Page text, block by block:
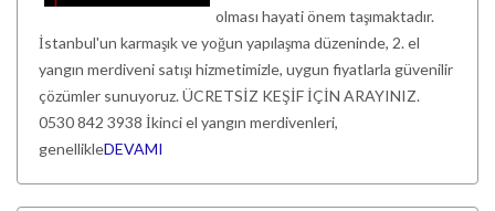
olması hayati önem taşımaktadır.
İstanbul'un karmaşık ve yoğun yapılaşma düzeninde, 2. el
yangın merdiveni satışı hizmetimizle, uygun fiyatlarla güvenilir
çözümler sunuyoruz. ÜCRETSİZ KEŞİF İÇİN ARAYINIZ.
0530 842 3938 İkinci el yangın merdivenleri,
genellikleDEVAMI